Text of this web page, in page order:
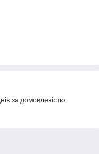
за домовленістю